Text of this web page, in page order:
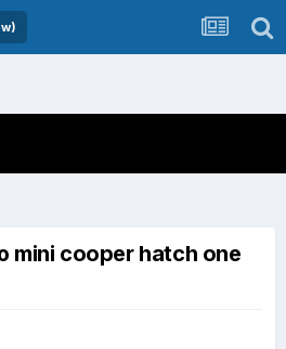
mini cooper hatch one